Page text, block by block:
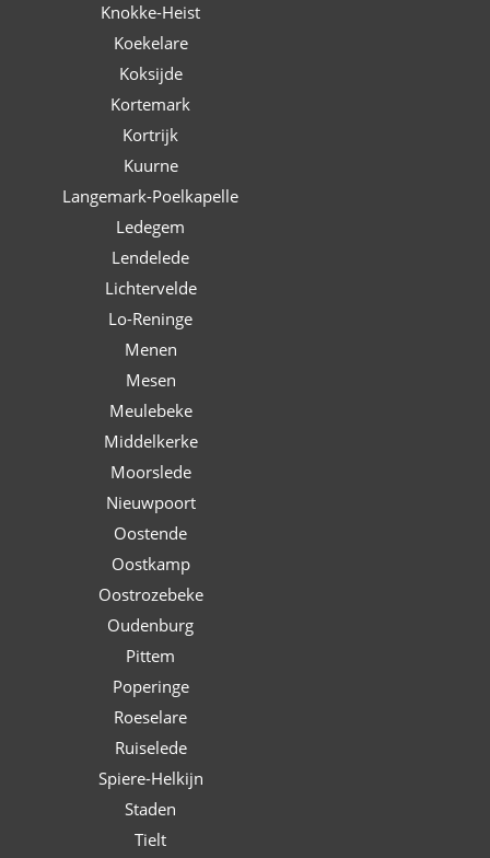
Knokke-Heist
Koekelare
Koksijde
Kortemark
Kortrijk
Kuurne
Langemark-Poelkapelle
Ledegem
Lendelede
Lichtervelde
Lo-Reninge
Menen
Mesen
Meulebeke
Middelkerke
Moorslede
Nieuwpoort
Oostende
Oostkamp
Oostrozebeke
Oudenburg
Pittem
Poperinge
Roeselare
Ruiselede
Spiere-Helkijn
Staden
Tielt